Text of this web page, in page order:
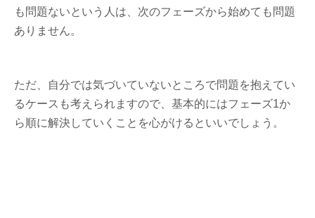
も問題ないという人は、次のフェーズから始めても問題
ありません。
ただ、自分では気づいていないところで問題を抱えてい
るケースも考えられますので、基本的にはフェーズ1か
ら順に解決していくことを心がけるといいでしょう。